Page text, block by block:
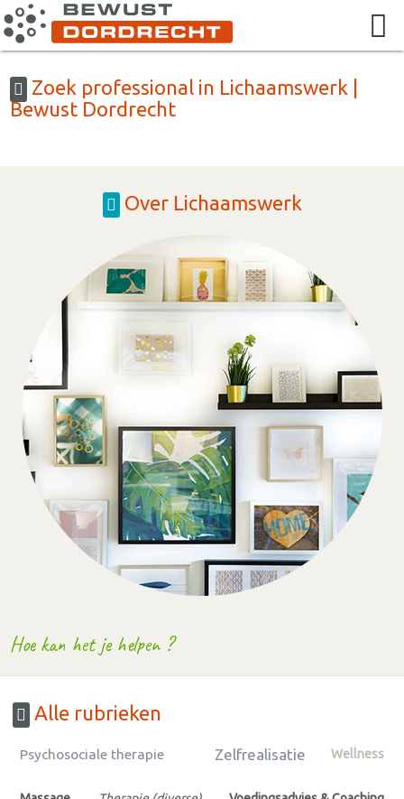
Zoek professional in Lichaamswerk |
Bewust Dordrecht
Over Lichaamswerk
Hoe kan het je helpen ?
Alle rubrieken
Psychosociale therapie Zelfrealisatie Wellness